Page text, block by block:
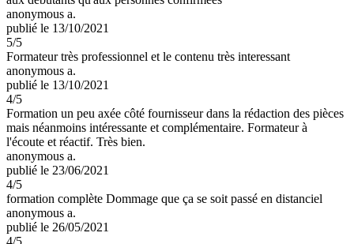
anonymous a.
publié le 13/10/2021
5/5
Formateur très professionnel et le contenu très interessant
anonymous a.
publié le 13/10/2021
4/5
Formation un peu axée côté fournisseur dans la rédaction des pièces
mais néanmoins intéressante et complémentaire. Formateur à
l'écoute et réactif. Très bien.
anonymous a.
publié le 23/06/2021
4/5
formation complète Dommage que ça se soit passé en distanciel
anonymous a.
publié le 26/05/2021
4/5